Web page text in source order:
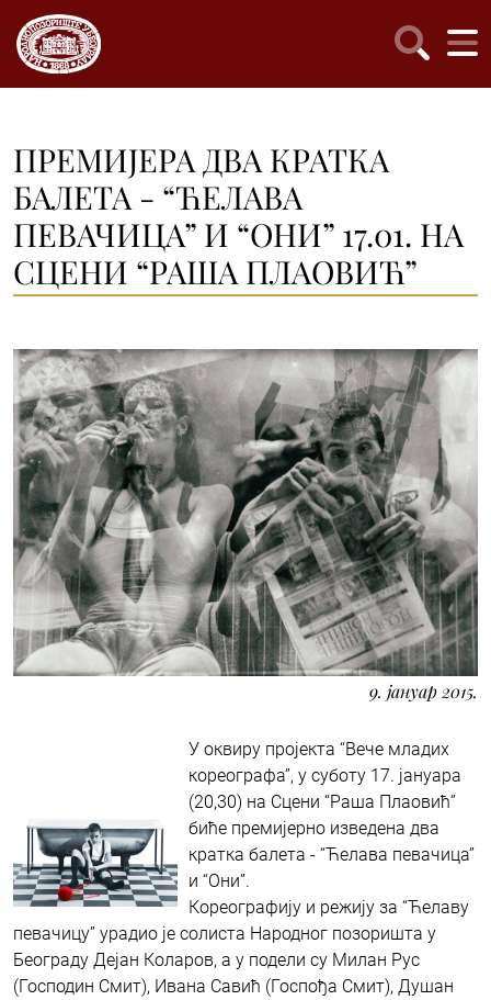
ПРЕМИЈЕРА ДВА КРАТКА
БАЛЕТА - “ЋЕЛАВА
ПЕВАЧИЦА” И “ОНИ” 17.01. НА
СЦЕНИ “РАША ПЛАОВИЋ”
9. јануар 2015.
У оквиру пројекта “Вече младих
кореографа”, у суботу 17. јануара
(20,30) на Сцени “Раша Плаовић”
биће премијерно изведена два
кратка балета - “Ћелава певачица”
и “Они”.
Кореографију и режију за “Ћелаву
певачицу” урадио је солиста Народног позоришта у
Београду Дејан Коларов, а у подели су Милан Рус
(Господин Смит), Ивана Савић (Госпођа Смит), Душан